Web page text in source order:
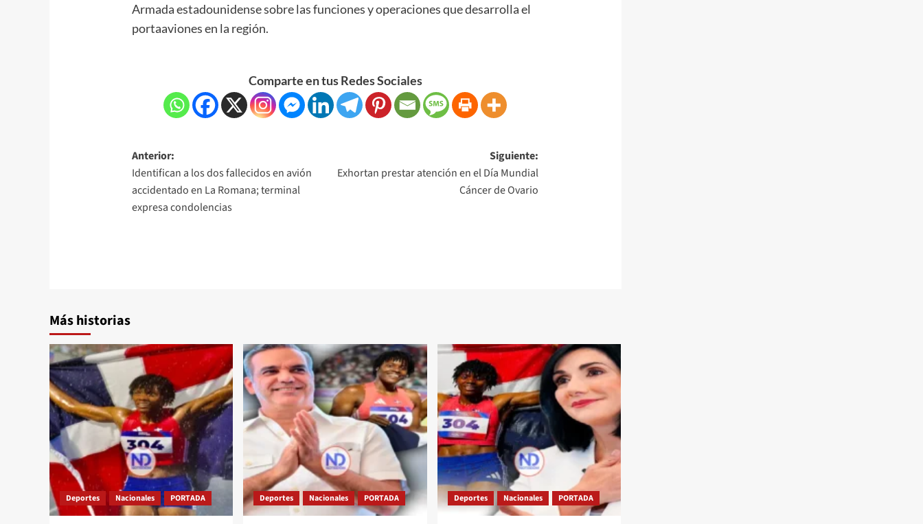
Armada estadounidense sobre las funciones y operaciones que desarrolla el
portaaviones en la región.
Comparte en tus Redes Sociales
Anterior:
Identifican a los dos fallecidos en avión
accidentado en La Romana; terminal
expresa condolencias
Siguiente:
Exhortan prestar atención en el Día Mundial
Cáncer de Ovario
Más historias
Deportes Nacionales PORTADA Deportes Nacionales PORTADA Deportes Nacionales PORTADA